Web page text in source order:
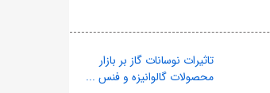
تاثیرات نوسانات گاز بر بازار
محصولات گالوانیزه و فنس ...